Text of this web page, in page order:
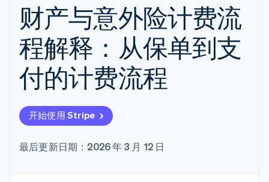
在线支付
Managed
Payments
备案商家解决
方案
Payment links
无代码支付
预构建支付界
面
Elements
灵活的 UI 组件
支付方式
上
经常性收入
Metronome
按用量计费
Subscriptions
订阅管理
Invoicing
一次性或定期
Tax
销售税和增值
Revenue
Recognition
Stripe Sigma
Global
Payouts
向第三
方打款
Crypto
按应用场景
智能体商务
加密货币
电子商务
嵌入式金融
财务自动化
全球化企业
交易市场
库与 SDK
Stripe Apps
指南
接受线上付款
实施预置结账流程
构建平台或交易市场
管理订阅
发行稳定币支持的支付卡
指南
支持
获取支持
托管支持方案
专业服务
公司
财产与意外险计费流
程解释：从保单到支
付的计费流程
开始使用 Stripe
最后更新日期：2026 年 3 月 12 日